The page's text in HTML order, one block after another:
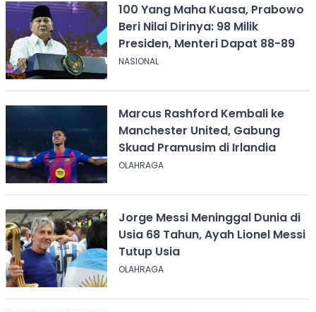
100 Yang Maha Kuasa, Prabowo
Beri Nilai Dirinya: 98 Milik
Presiden, Menteri Dapat 88-89
NASIONAL
Marcus Rashford Kembali ke
Manchester United, Gabung
Skuad Pramusim di Irlandia
OLAHRAGA
Jorge Messi Meninggal Dunia di
Usia 68 Tahun, Ayah Lionel Messi
Tutup Usia
OLAHRAGA